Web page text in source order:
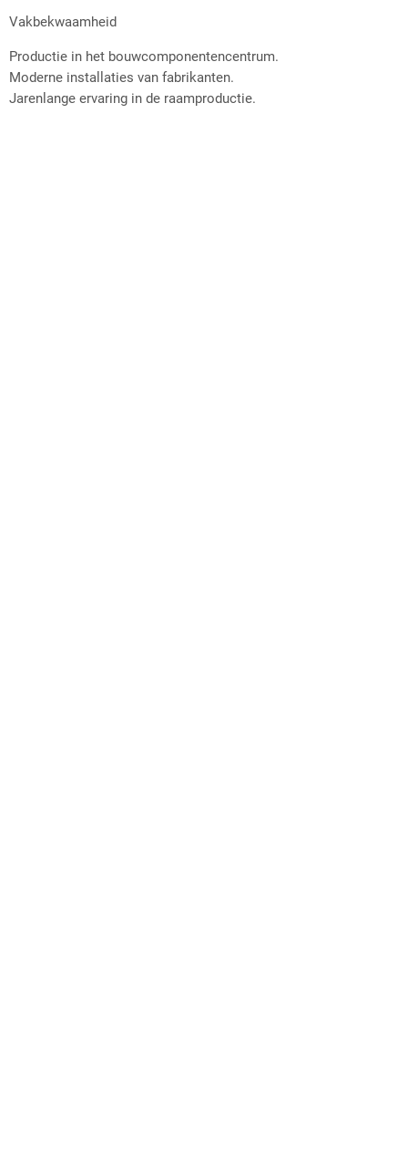
Vakbekwaamheid
Productie in het bouwcomponentencentrum.
Moderne installaties van fabrikanten.
Jarenlange ervaring in de raamproductie.